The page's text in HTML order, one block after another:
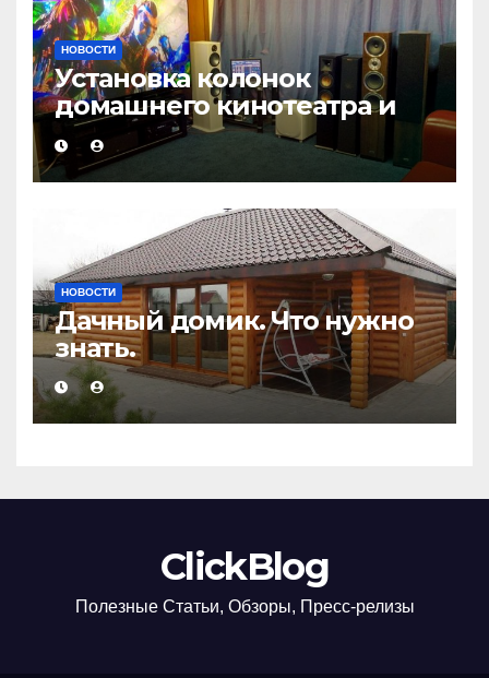
НОВОСТИ
Установка колонок
домашнего кинотеатра и
настройка звука
НОВОСТИ
Дачный домик. Что нужно
знать.
ClickBlog
Полезные Статьи, Обзоры, Пресс-релизы